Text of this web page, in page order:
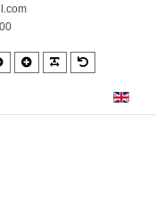
Smaller
font
Larger
font